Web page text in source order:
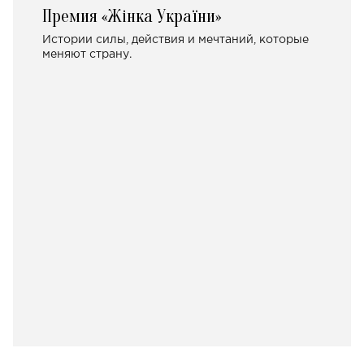
Премия «Жінка України»
Истории силы, действия и мечтаний, которые
меняют страну.